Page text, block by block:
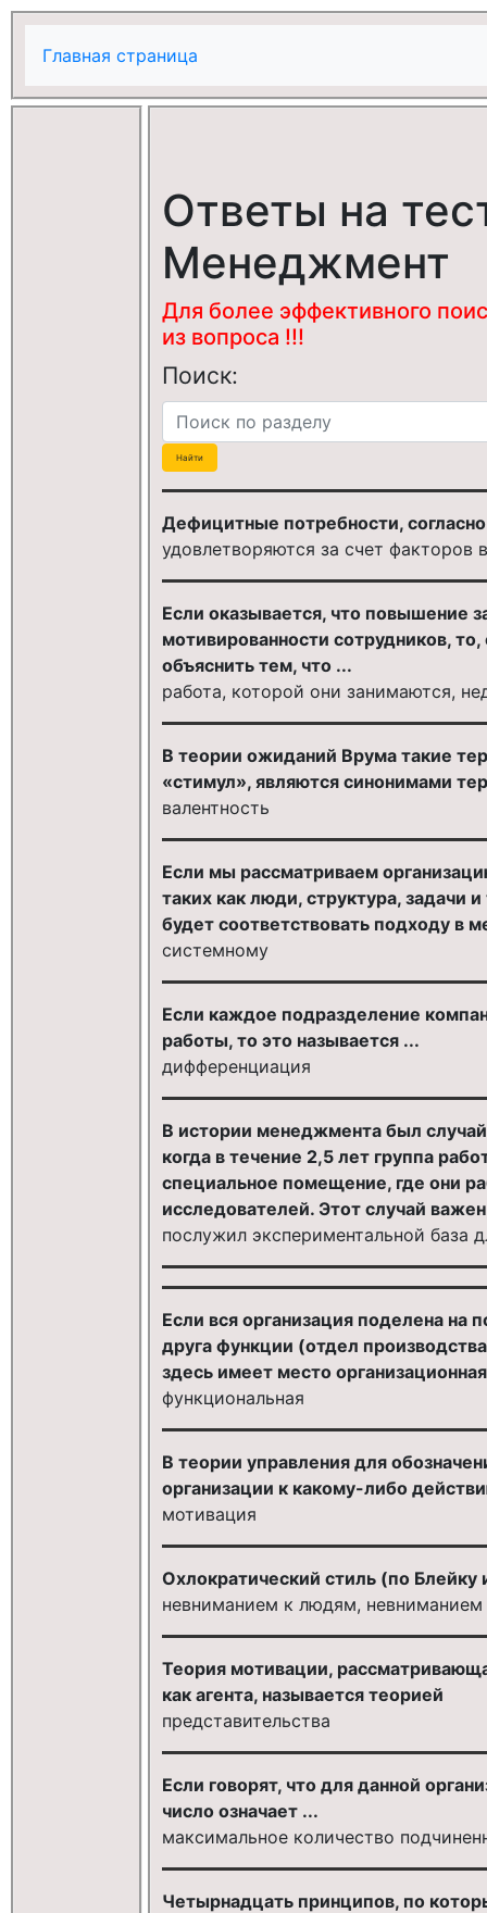
Главная страница
Ответы на
Менеджмент
Для более эффективного
из вопроса !!!
Поиск:
Дефицитные потребности,
удовлетворяются за счет факторов
Если оказывается, что повышение
мотивированности сотрудников,
объяснить тем, что ...
работа, которой они занимаются,
В теории ожиданий Врума такие
«стимул», являются синонимами
валентность
Если мы рассматриваем
таких как люди, структура, задачи
будет соответствовать подходу в
системному
Если каждое подразделение
работы, то это называется ...
дифференциация
В истории менеджмента был
когда в течение 2,5 лет группа
специальное помещение, где они
исследователей. Этот случай
послужил экспериментальной база
Если вся организация поделена
друга функции (отдел
здесь имеет место
функциональная
В теории управления для
организации к какому-либо
мотивация
Охлократический стиль (по Блейку
невниманием к людям, невниманием
Теория мотивации,
как агента, называется теорией
представительства
Если говорят, что для данной
число означает ...
максимальное количество
Четырнадцать принципов, по